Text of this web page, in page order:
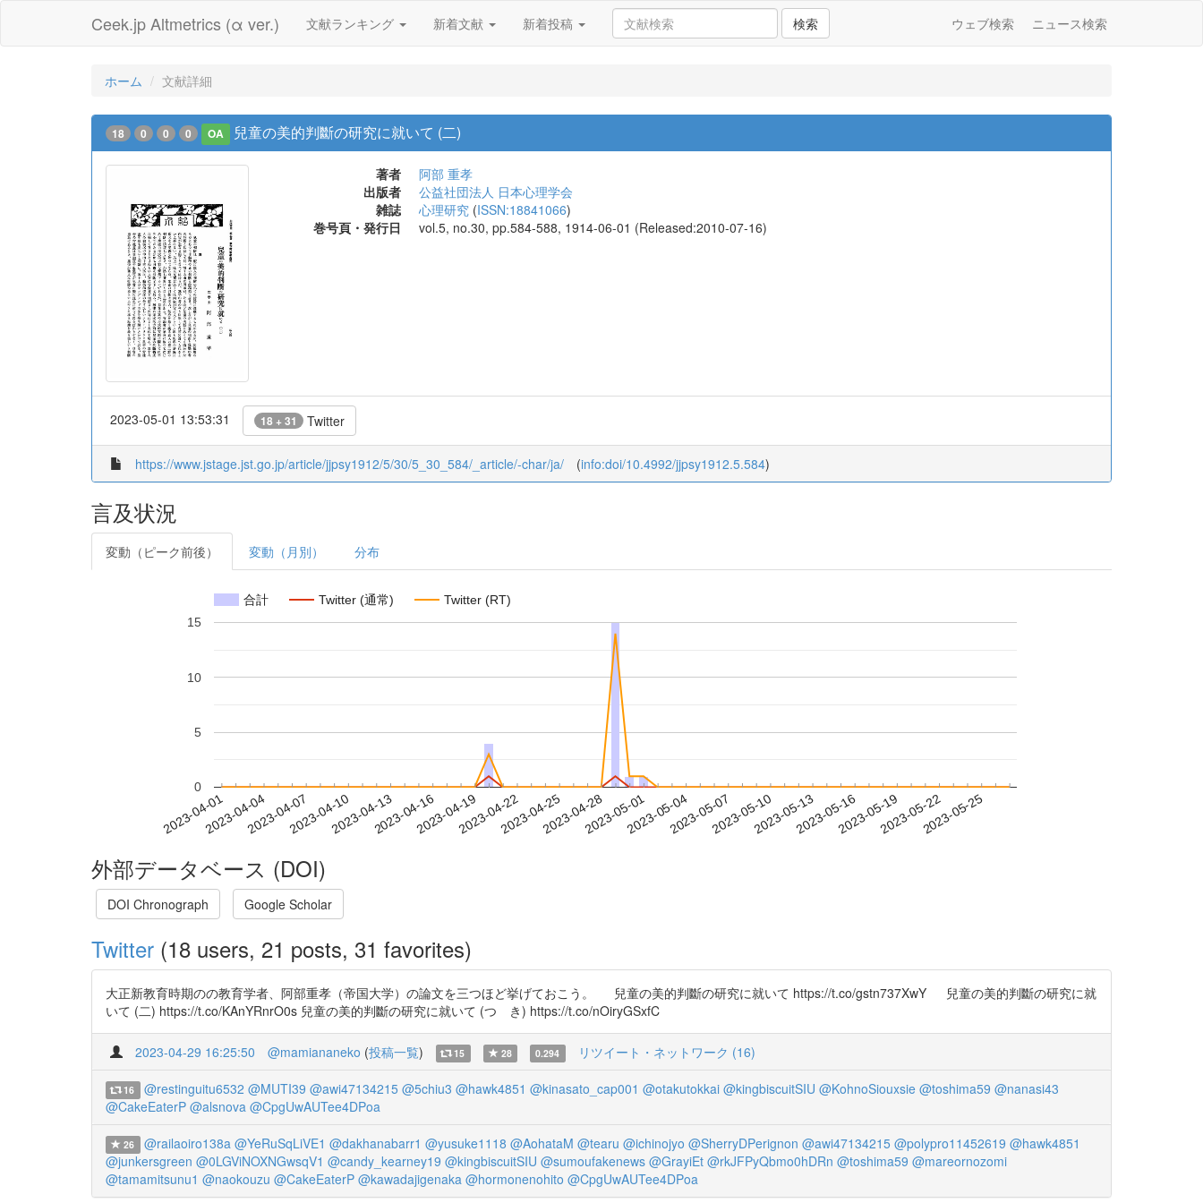
Ceek.jp Altmetrics (α ver.) 文献ランキング 新着文献 新着投稿 検索 ウェブ検索 ニュース検索
ホーム 文献詳細
18 0 0 0 OA 兒童の美的判斷の研究に就いて (二)
著者
阿部 重孝
出版者
公益社団法人 日本心理学会
雑誌
心理研究 (ISSN:18841066)
巻号頁・発行日
vol.5, no.30, pp.584-588, 1914-06-01 (Released:2010-07-16)
2023-05-01 13:53:31 18 + 31 Twitter
https://www.jstage.jst.go.jp/article/jjpsy1912/5/30/5_30_584/_article/-char/ja/ (info:doi/10.4992/jjpsy1912.5.584)
言及状況
変動（ピーク前後） 変動（月別） 分布
合計 Twitter (通常) Twitter (RT)
2023-04-012023-04-042023-04-072023-04-102023-04-132023-04-162023-04-192023-04-222023-04-252023-04-282023-05-012023-05-042023-05-072023-05-102023-05-132023-05-162023-05-192023-05-222023-05-25
0
5
10
15
外部データベース (DOI)
DOI Chronograph Google Scholar
Twitter (18 users, 21 posts, 31 favorites)
大正新教育時期のの教育学者、阿部重孝（帝国大学）の論文を三つほど挙げておこう。 兒童の美的判斷の研究に就いて https://t.co/gstn737XwY 兒童の美的判斷の研究に就
いて (二) https://t.co/KAnYRnrO0s 兒童の美的判斷の研究に就いて (つゞき) https://t.co/nOiryGSxfC
2023-04-29 16:25:50 @mamiananeko (投稿一覧) 15 28 0.294 リツイート・ネットワーク (16)
16 @restinguitu6532 @MUTI39 @awi47134215 @5chiu3 @hawk4851 @kinasato_cap001 @otakutokkai @kingbiscuitSIU @KohnoSiouxsie @toshima59 @nanasi43
@CakeEaterP @alsnova @CpgUwAUTee4DPoa
26 @railaoiro138a @YeRuSqLiVE1 @dakhanabarr1 @yusuke1118 @AohataM @tearu @ichinojyo @SherryDPerignon @awi47134215 @polypro11452619 @hawk4851
@junkersgreen @0LGViNOXNGwsqV1 @candy_kearney19 @kingbiscuitSIU @sumoufakenews @GrayiEt @rkJFPyQbmo0hDRn @toshima59 @mareornozomi
@tamamitsunu1 @naokouzu @CakeEaterP @kawadajigenaka @hormonenohito @CpgUwAUTee4DPoa